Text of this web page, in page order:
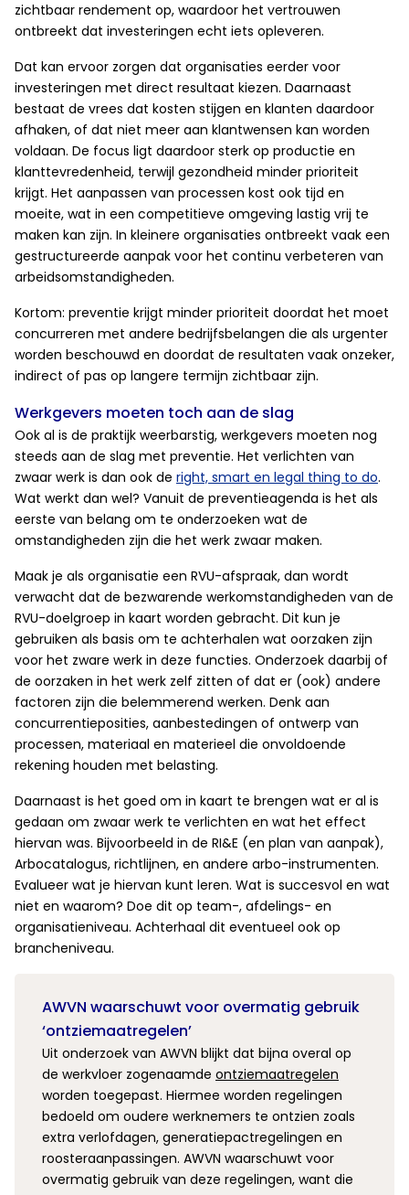
zichtbaar rendement op, waardoor het vertrouwen
ontbreekt dat investeringen echt iets opleveren.
Dat kan ervoor zorgen dat organisaties eerder voor
investeringen met direct resultaat kiezen. Daarnaast
bestaat de vrees dat kosten stijgen en klanten daardoor
afhaken, of dat niet meer aan klantwensen kan worden
voldaan. De focus ligt daardoor sterk op productie en
klanttevredenheid, terwijl gezondheid minder prioriteit
krijgt. Het aanpassen van processen kost ook tijd en
moeite, wat in een competitieve omgeving lastig vrij te
maken kan zijn. In kleinere organisaties ontbreekt vaak een
gestructureerde aanpak voor het continu verbeteren van
arbeidsomstandigheden.
Kortom: preventie krijgt minder prioriteit doordat het moet
concurreren met andere bedrijfsbelangen die als urgenter
worden beschouwd en doordat de resultaten vaak onzeker,
indirect of pas op langere termijn zichtbaar zijn.
Werkgevers moeten toch aan de slag
Ook al is de praktijk weerbarstig, werkgevers moeten nog
steeds aan de slag met preventie. Het verlichten van
zwaar werk is dan ook de right, smart en legal thing to do.
Wat werkt dan wel? Vanuit de preventieagenda is het als
eerste van belang om te onderzoeken wat de
omstandigheden zijn die het werk zwaar maken.
Maak je als organisatie een RVU-afspraak, dan wordt
verwacht dat de bezwarende werkomstandigheden van de
RVU-doelgroep in kaart worden gebracht. Dit kun je
gebruiken als basis om te achterhalen wat oorzaken zijn
voor het zware werk in deze functies. Onderzoek daarbij of
de oorzaken in het werk zelf zitten of dat er (ook) andere
factoren zijn die belemmerend werken. Denk aan
concurrentieposities, aanbestedingen of ontwerp van
processen, materiaal en materieel die onvoldoende
rekening houden met belasting.
Daarnaast is het goed om in kaart te brengen wat er al is
gedaan om zwaar werk te verlichten en wat het effect
hiervan was. Bijvoorbeeld in de RI&E (en plan van aanpak),
Arbocatalogus, richtlijnen, en andere arbo-instrumenten.
Evalueer wat je hiervan kunt leren. Wat is succesvol en wat
niet en waarom? Doe dit op team-, afdelings- en
organisatieniveau. Achterhaal dit eventueel ook op
brancheniveau.
AWVN waarschuwt voor overmatig gebruik
‘ontziemaatregelen’
Uit onderzoek van AWVN blijkt dat bijna overal op
de werkvloer zogenaamde ontziemaatregelen
worden toegepast. Hiermee worden regelingen
bedoeld om oudere werknemers te ontzien zoals
extra verlofdagen, generatiepactregelingen en
roosteraanpassingen. AWVN waarschuwt voor
overmatig gebruik van deze regelingen, want die